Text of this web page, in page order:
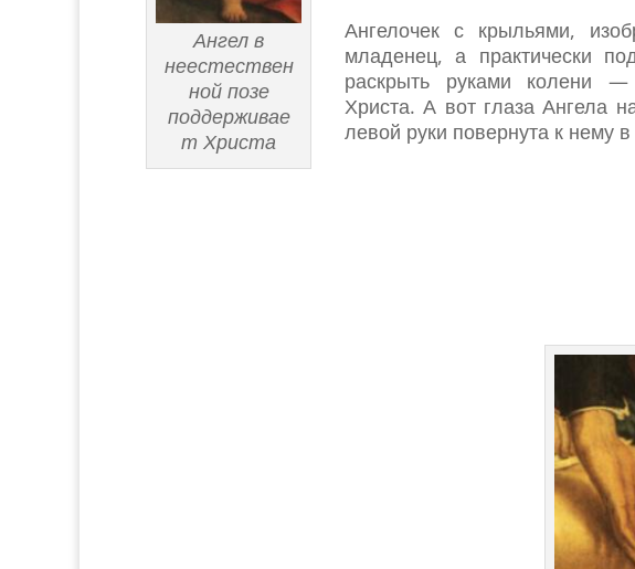
Ангел в
неестествен
ной позе
поддерживае
т Христа
Ангелочек с крыльями,
младенец, а практически
раскрыть руками колени —
Христа. А вот глаза Ангела
левой руки повернута к нему